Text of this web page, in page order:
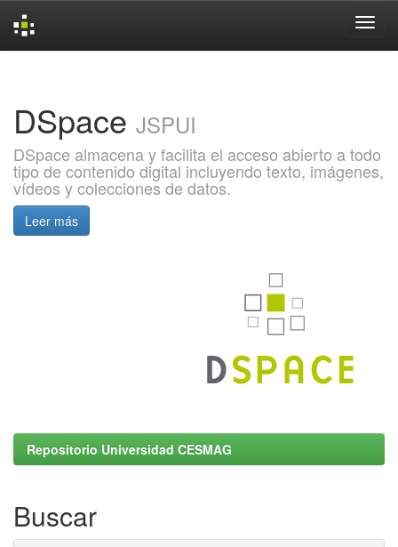
DSpace JSPUI
DSpace almacena y facilita el acceso abierto a todo
tipo de contenido digital incluyendo texto, imágenes,
vídeos y colecciones de datos.
Leer más
Repositorio Universidad CESMAG
Buscar